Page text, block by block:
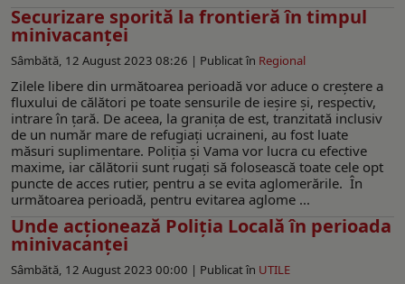
Securizare sporită la frontieră în timpul
minivacanței
Sâmbătă, 12 August 2023 08:26 | Publicat în Regional
Zilele libere din următoarea perioadă vor aduce o creștere a
fluxului de călători pe toate sensurile de ieșire și, respectiv,
intrare în țară. De aceea, la granița de est, tranzitată inclusiv
de un număr mare de refugiați ucraineni, au fost luate
măsuri suplimentare. Poliția și Vama vor lucra cu efective
maxime, iar călătorii sunt rugați să folosească toate cele opt
puncte de acces rutier, pentru a se evita aglomerările. În
următoarea perioadă, pentru evitarea aglome ...
Unde acționează Poliția Locală în perioada
minivacanței
Sâmbătă, 12 August 2023 00:00 | Publicat în UTILE